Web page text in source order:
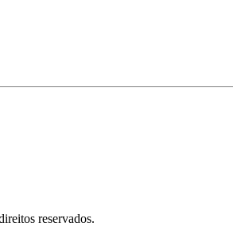
reservados.